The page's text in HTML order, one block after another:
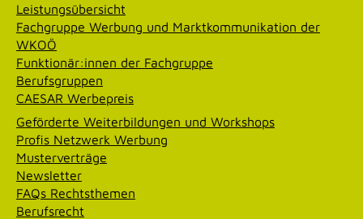
Leistungsübersicht
Fachgruppe Werbung und Marktkommunikation der
WKOÖ
Funktionär:innen der Fachgruppe
Berufsgruppen
CAESAR Werbepreis
Geförderte Weiterbildungen und Workshops
Profis Netzwerk Werbung
Musterverträge
Newsletter
FAQs Rechtsthemen
Berufsrecht